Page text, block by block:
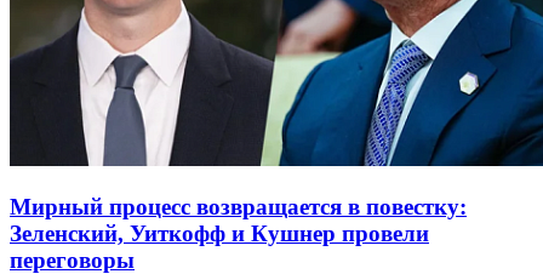
Мирный процесс возвращается в повестку:
Зеленский, Уиткофф и Кушнер провели
переговоры